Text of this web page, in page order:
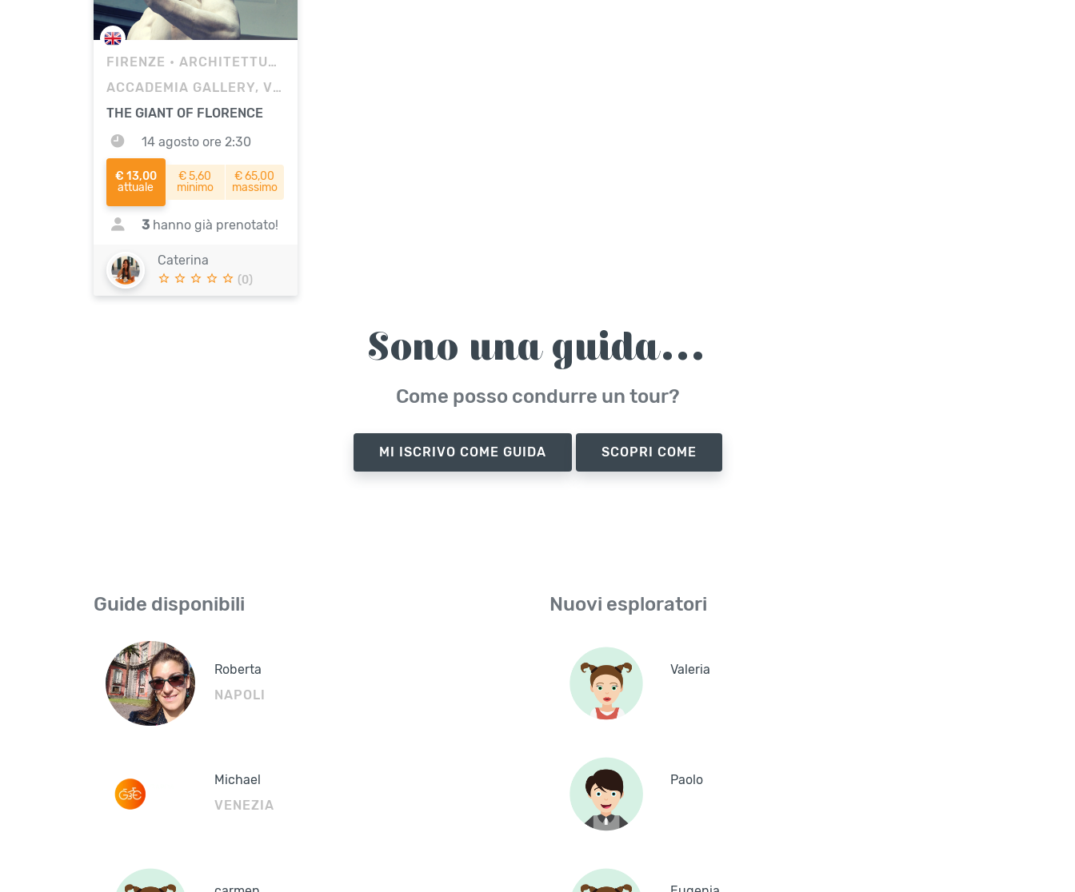
FIRENZE • ARCHITETTURA
ACCADEMIA GALLERY, VIA RICASOLI, FIRENZE
THE GIANT OF FLORENCE
14 agosto ore 2:30
€ 13,00
attuale
€ 5,60
minimo
€ 65,00
massimo
3 hanno già prenotato!
Caterina
(0)
Sono una guida...
Come posso condurre un tour?
MI ISCRIVO COME GUIDA SCOPRI COME
Guide disponibili
Roberta
NAPOLI
Michael
VENEZIA
Nuovi esploratori
Valeria
Paolo